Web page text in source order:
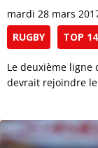
mardi 28 mars
RUGBY
TOP 14
Le deuxième ligne
devrait rejoindre